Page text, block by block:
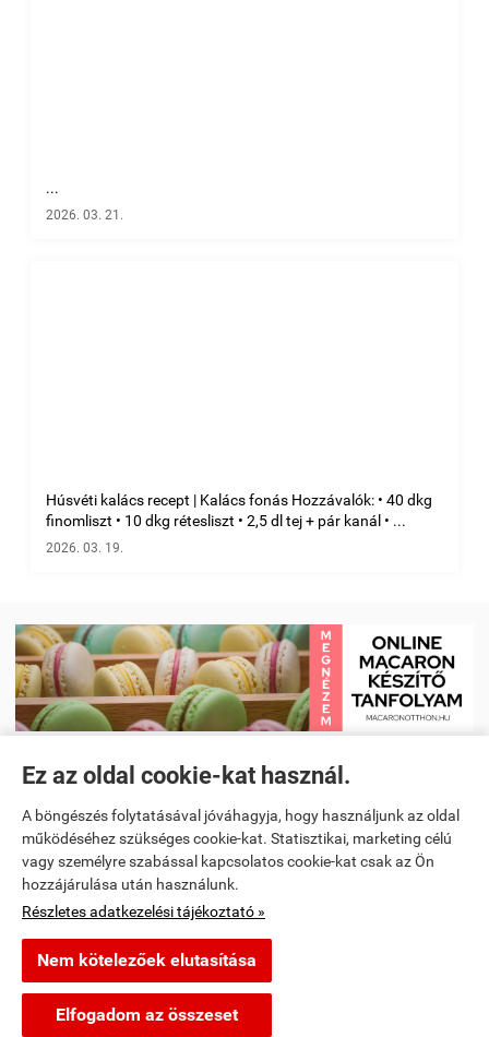
Ez az oldal cookie-kat használ.
A böngészés folytatásával jóváhagyja, hogy használjunk az oldal
működéséhez szükséges cookie-kat. Statisztikai, marketing célú
vagy személyre szabással kapcsolatos cookie-kat csak az Ön
hozzájárulása után használunk.
Részletes adatkezelési tájékoztató »
Nem kötelezőek elutasítása
Elfogadom az összeset
...
2026. 03. 21.
Húsvéti kalács recept | Kalács fonás Hozzávalók: • 40 dkg
finomliszt • 10 dkg rétesliszt • 2,5 dl tej + pár kanál • ...
2026. 03. 19.
Receptkönyv e-book és Étrendtervező app|Kezdőlap
Videó receptek megtekintése|Macaron tanfolyam|
Spanyoltanulás magyarul - Online spanyol oktató alkalmazás
Konyhai kiegészítők és kellékek
Webáruház készítés